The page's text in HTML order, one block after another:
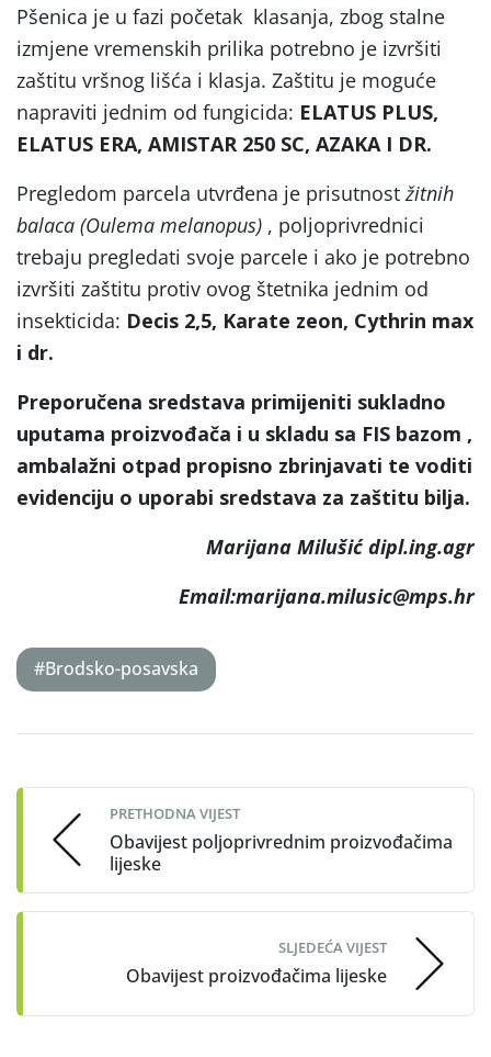
Pšenica je u fazi početak klasanja, zbog stalne
izmjene vremenskih prilika potrebno je izvršiti
zaštitu vršnog lišća i klasja. Zaštitu je moguće
napraviti jednim od fungicida: ELATUS PLUS,
ELATUS ERA, AMISTAR 250 SC, AZAKA I DR.
Pregledom parcela utvrđena je prisutnost žitnih
balaca (Oulema melanopus) , poljoprivrednici
trebaju pregledati svoje parcele i ako je potrebno
izvršiti zaštitu protiv ovog štetnika jednim od
insekticida: Decis 2,5, Karate zeon, Cythrin max
i dr.
Preporučena sredstava primijeniti sukladno
uputama proizvođača i u skladu sa FIS bazom ,
ambalažni otpad propisno zbrinjavati te voditi
evidenciju o uporabi sredstava za zaštitu bilja.
Marijana Milušić dipl.ing.agr
Email:marijana.milusic@mps.hr
#Brodsko-posavska
navigation
PRETHODNA VIJEST
Obavijest poljoprivrednim proizvođačima
lijeske
SLJEDEĆA VIJEST
Obavijest proizvođačima lijeske